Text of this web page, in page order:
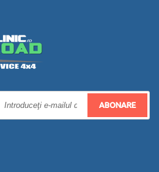
ABONARE